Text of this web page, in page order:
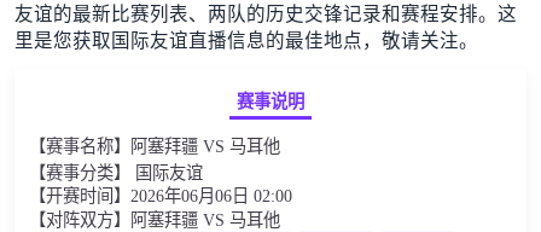
友谊的最新比赛列表、两队的历史交锋记录和赛程安排。这
里是您获取国际友谊直播信息的最佳地点，敬请关注。
赛事说明
【赛事名称】阿塞拜疆 VS 马耳他
【赛事分类】 国际友谊
【开赛时间】2026年06月06日 02:00
【对阵双方】阿塞拜疆 VS 马耳他